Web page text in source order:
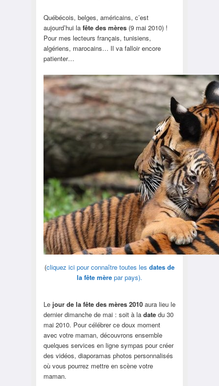
Québécois, belges, américains, c’est
aujourd’hui la fête des mères(9 mai 2010) !
Pour mes lecteurs français, tunisiens,
algériens, marocains… Il va falloir encore
patienter…
(cliquez ici pour connaître toutes les dates de
la fête mère par pays).
Le jour de la fête des mères 2010aura lieu le
dernier dimanche de mai : soit à la datedu 30
mai 2010. Pour célébrer ce doux moment
avec votre maman, découvrons ensemble
quelques services en ligne sympas pour créer
des vidéos, diaporamas photos personnalisés
où vous pourrez mettre en scène votre
maman.